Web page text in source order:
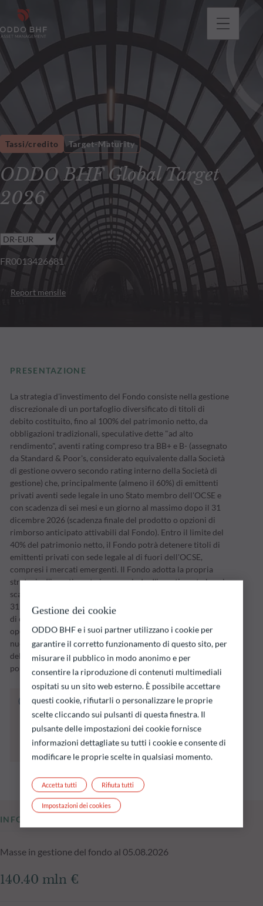
ODDO BHF Global Target
2026
Tassi/credito Target-Maturity
FR0013426681
Report mensile
PRESENTAZIONE
La strategia d'investimento del Fondo consiste nella gestione
discrezionale di un portafoglio diversificato di titoli di
debito costituito, fino al 100% del patrimonio netto, da
obbligazioni tradizionali, speculative dette "ad alto
rendimento", aventi rating compreso tra BB+ e B- (assegnato
da Standard & Poor's, considerato equivalente dalla Società
di gestione ovvero secondo rating interno della Società di
gestione) che, principalmente (almeno il 60%) di emittenti
privati aventi sede legale in uno Stato membro dell'OCSE e
con scadenza di sei mesi e un giorno al massimo dopo il 31
dicembre 2026 (scadenza finale del prodotto o opzioni di
rimborso anticipato attivabili dal Fondo). Entro il limite del
40% del patrimonio netto, il Fondo potrà detenere titoli di
emittenti privati con sede legale al di fuori dell'OCSE,
compresi i mercati emergenti. Il Fondo adotta la propria
strategia d'investimento in un periodo d'investimento la cui
scadenza è fissata dalla Società di gestione (inizialmente, il
31 dicembre 2026). La strategia non si limita alla detenzione
di obbligazioni; la Società di gestione potrà effettuare
operazioni tattiche in portafoglio, qualora si presentino
nuove opportunità di mercato o venga rilevato un aumento
del rischio di insolvenza a termine di uno degli emittenti in
portafoglio.
Il fondo indicato di seguito comporta un
rischio di perdita di capitale.
Si ricorda che i rendimenti passati non sono
indicativi di quelli futuri e possono variare nel
INFORMAZIONI CHIAVE
Masse in gestione del fondo al 05.08.2026
140.40 mln €
Gestione dei cookie
ODDO BHF e i suoi partner utilizzano i cookie per
garantire il corretto funzionamento di questo sito, per
misurare il pubblico in modo anonimo e per
consentire la riproduzione di contenuti multimediali
ospitati su un sito web esterno. È possibile accettare
questi cookie, rifiutarli o personalizzare le proprie
scelte cliccando sui pulsanti di questa finestra. Il
pulsante delle impostazioni dei cookie fornisce
informazioni dettagliate su tutti i cookie e consente di
modificare le proprie scelte in qualsiasi momento.
Rifiuta tutti
Accetta tutti
Impostazioni dei cookies